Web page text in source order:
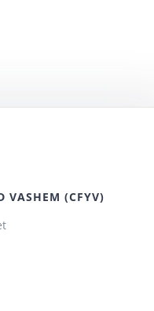
VASHEM (CFYV)